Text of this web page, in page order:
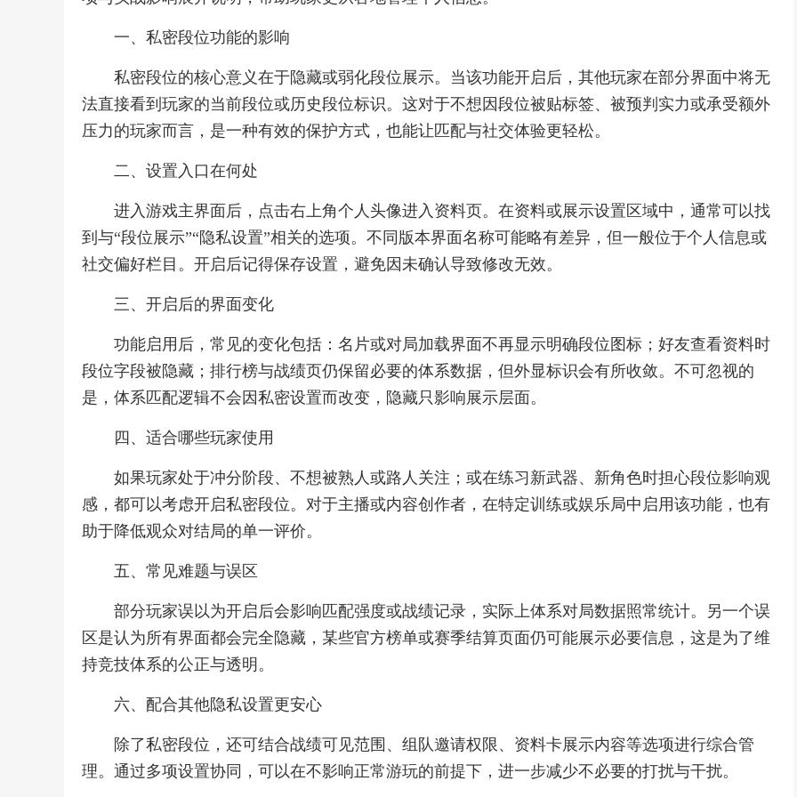
一、私密段位功能的影响
私密段位的核心意义在于隐藏或弱化段位展示。当该功能开启后，其他玩家在部分界面中将无
法直接看到玩家的当前段位或历史段位标识。这对于不想因段位被贴标签、被预判实力或承受额外
压力的玩家而言，是一种有效的保护方式，也能让匹配与社交体验更轻松。
二、设置入口在何处
进入游戏主界面后，点击右上角个人头像进入资料页。在资料或展示设置区域中，通常可以找
到与“段位展示”“隐私设置”相关的选项。不同版本界面名称可能略有差异，但一般位于个人信息或
社交偏好栏目。开启后记得保存设置，避免因未确认导致修改无效。
三、开启后的界面变化
功能启用后，常见的变化包括：名片或对局加载界面不再显示明确段位图标；好友查看资料时
段位字段被隐藏；排行榜与战绩页仍保留必要的体系数据，但外显标识会有所收敛。不可忽视的
是，体系匹配逻辑不会因私密设置而改变，隐藏只影响展示层面。
四、适合哪些玩家使用
如果玩家处于冲分阶段、不想被熟人或路人关注；或在练习新武器、新角色时担心段位影响观
感，都可以考虑开启私密段位。对于主播或内容创作者，在特定训练或娱乐局中启用该功能，也有
助于降低观众对结局的单一评价。
五、常见难题与误区
部分玩家误以为开启后会影响匹配强度或战绩记录，实际上体系对局数据照常统计。另一个误
区是认为所有界面都会完全隐藏，某些官方榜单或赛季结算页面仍可能展示必要信息，这是为了维
持竞技体系的公正与透明。
六、配合其他隐私设置更安心
除了私密段位，还可结合战绩可见范围、组队邀请权限、资料卡展示内容等选项进行综合管
理。通过多项设置协同，可以在不影响正常游玩的前提下，进一步减少不必要的打扰与干扰。